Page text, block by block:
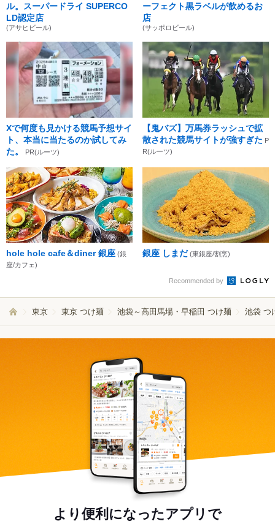
ル。スーパードライ SUPERCO
LD認定店
(アサヒビール)
ーフェクト黒ラベルが飲めるお
店
(サッポロビール)
Xで何度も見かける競馬予想サイ
ト、本当に当たるのか試してみ
た。
PR(ルーツ)
【鬼バズ】万馬券ラッシュで拡
散された競馬サイトが強すぎた P
R(ルーツ)
hole hole cafe＆diner 銀座 (銀
座/カフェ)
銀座 しまだ (東銀座/割烹)
Recommended by
東京 東京 つけ麺 池袋～高田馬場・早稲田 つけ麺 池袋 つ
より便利になったアプリで